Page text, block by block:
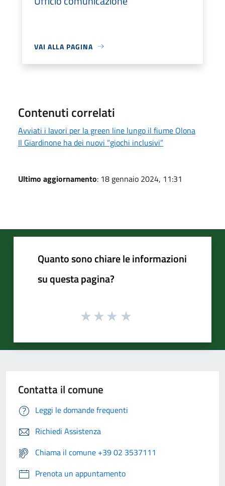
VAI ALLA PAGINA
Contenuti correlati
Avviati i lavori per la green line lungo il fiume Olona
Il Giardinone ha dei nuovi “giochi inclusivi”
Ultimo aggiornamento: 18 gennaio 2024, 11:31
Quanto sono chiare le informazioni
su questa pagina?
Contatta il comune
Leggi le domande frequenti
Richiedi Assistenza
Chiama il comune +39 02 3537111
Prenota un appuntamento